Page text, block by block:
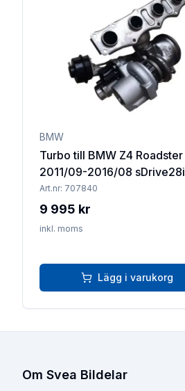
BMW
Turbo till BMW Z4 Roadster
2011/09-2016/08 sDrive28i
Art.nr: 707840
9 995 kr
inkl. moms
Lägg i varukorg
Om Svea Bildelar